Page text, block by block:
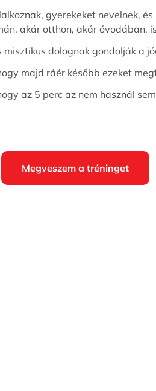
gyerekeket nevelnek,
akár otthon, akár óvodában,
misztikus dolognak gondolják a
majd ráér később ezeket
az 5 perc az nem használ
Megveszem a tréninget